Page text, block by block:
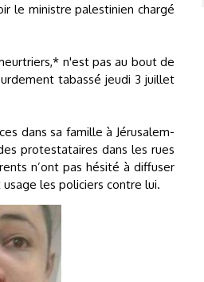
le ministre palestinien chargé
n'est pas au bout de
tabassé jeudi 3 juillet
dans sa famille à Jérusalem-
protestataires dans les rues
n’ont pas hésité à diffuser
les policiers contre lui.